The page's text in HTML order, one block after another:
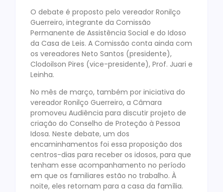
O debate é proposto pelo vereador Ronilço
Guerreiro, integrante da Comissão
Permanente de Assistência Social e do Idoso
da Casa de Leis. A Comissão conta ainda com
os vereadores Neto Santos (presidente),
Clodoilson Pires (vice-presidente), Prof. Juari e
Leinha.
No mês de março, também por iniciativa do
vereador Ronilço Guerreiro, a Câmara
promoveu Audiência para discutir projeto de
criação do Conselho de Proteção à Pessoa
Idosa. Neste debate, um dos
encaminhamentos foi essa proposição dos
centros-dias para receber os idosos, para que
tenham esse acompanhamento no período
em que os familiares estão no trabalho. À
noite, eles retornam para a casa da família.